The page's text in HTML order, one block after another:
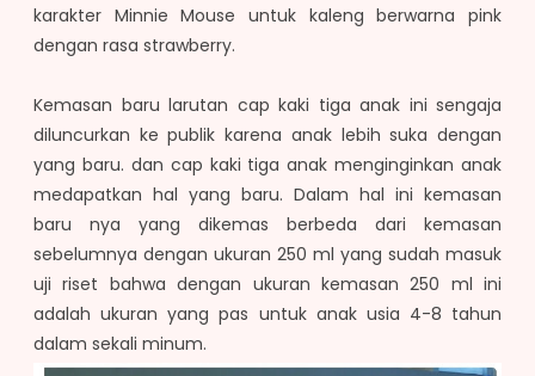
karakter Minnie Mouse untuk kaleng berwarna pink
dengan rasa strawberry.
Kemasan baru larutan cap kaki tiga anak ini sengaja
diluncurkan ke publik karena anak lebih suka dengan
yang baru. dan cap kaki tiga anak menginginkan anak
medapatkan hal yang baru. Dalam hal ini kemasan
baru nya yang dikemas berbeda dari kemasan
sebelumnya dengan ukuran 250 ml yang sudah masuk
uji riset bahwa dengan ukuran kemasan 250 ml ini
adalah ukuran yang pas untuk anak usia 4-8 tahun
dalam sekali minum.